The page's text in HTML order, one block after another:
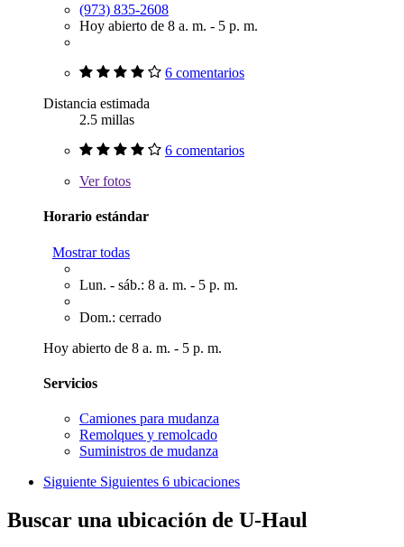
(973) 835-2608
Hoy abierto de 8 a. m. - 5 p. m.
6 comentarios
Distancia estimada
2.5 millas
6 comentarios
Verfotos
Horario estándar
Mostrar todas
Lun. - sáb.: 8 a. m. - 5 p. m.
Dom.: cerrado
Hoy abierto de 8 a. m. - 5 p. m.
Servicios
Camiones para mudanza
Remolques y remolcado
Suministros de mudanza
Siguiente Siguientes 6 ubicaciones
Buscar una ubicación de U-Haul